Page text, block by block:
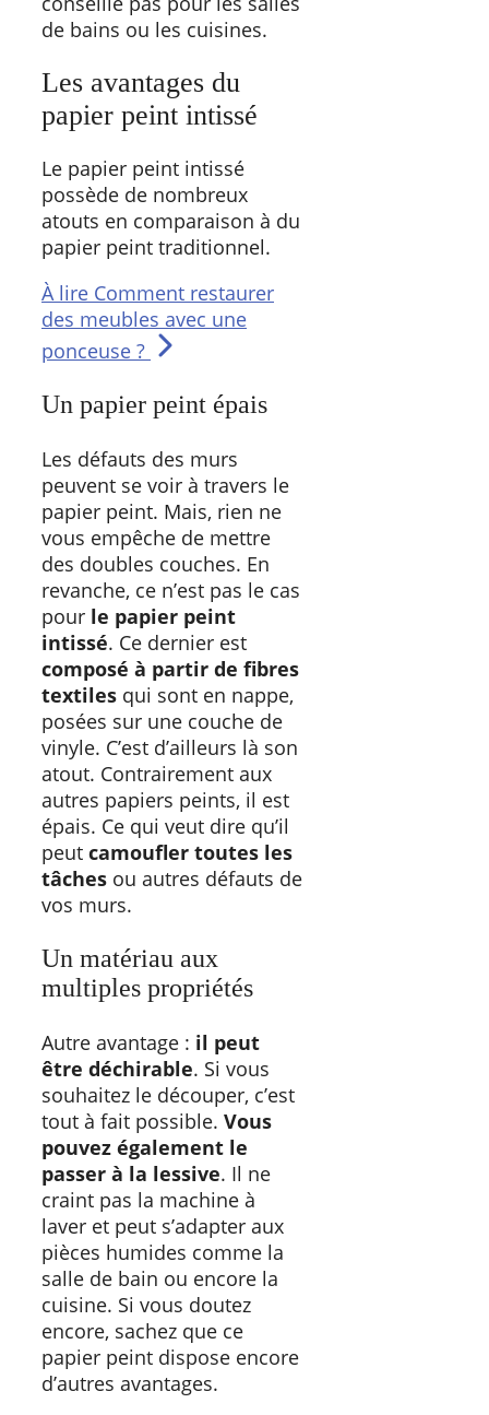
de bains ou les cuisines.
Les avantages du
papier peint intissé
Le papier peint intissé
possède de nombreux
atouts en comparaison à du
papier peint traditionnel.
À lire Comment restaurer
des meubles avec une
ponceuse ?
Un papier peint épais
Les défauts des murs
peuvent se voir à travers le
papier peint. Mais, rien ne
vous empêche de mettre
des doubles couches. En
revanche, ce n’est pas le cas
pour le papier peint
intissé. Ce dernier est
composé à partir de fibres
textiles qui sont en nappe,
posées sur une couche de
vinyle. C’est d’ailleurs là son
atout. Contrairement aux
autres papiers peints, il est
épais. Ce qui veut dire qu’il
peut camoufler toutes les
tâches ou autres défauts de
vos murs.
Un matériau aux
multiples propriétés
Autre avantage : il peut
être déchirable. Si vous
souhaitez le découper, c’est
tout à fait possible. Vous
pouvez également le
passer à la lessive. Il ne
craint pas la machine à
laver et peut s’adapter aux
pièces humides comme la
salle de bain ou encore la
cuisine. Si vous doutez
encore, sachez que ce
papier peint dispose encore
d’autres avantages.